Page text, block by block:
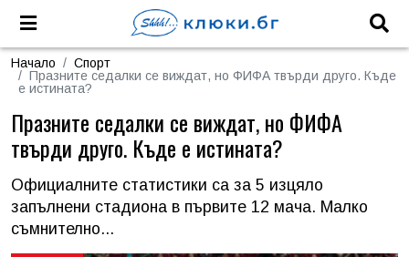
Начало
Спорт
Празните седалки се виждат, но ФИФА твърди друго. Къде
е истината?
Празните седалки се виждат, но ФИФА
твърди друго. Къде е истината?
Официалните статистики са за 5 изцяло
запълнени стадиона в първите 12 мача. Малко
съмнително...